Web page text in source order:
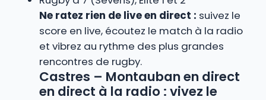
Ne ratez rien de live en direct : suivez le
score en live, écoutez le match à la radio
et vibrez au rythme des plus grandes
rencontres de rugby.
Castres – Montauban en direct
en direct à la radio : vivez le